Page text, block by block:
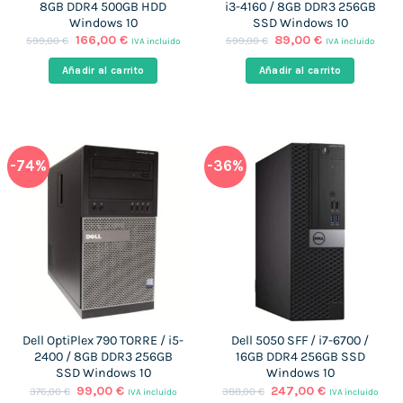
8GB DDR4 500GB HDD
Windows 10
599,00€ El
original
era:
166,00 €El
actual
es:
IVA incluido
Añadir al carrito
i3-4160 / 8GB DDR3 256GB
SSD Windows 10
599,00€ El
original
era:
89,00€El
actual
es:
IVA incluido
Añadir al carrito
-74%
Dell OptiPlex 790 TORRE / i5-
2400 / 8GB DDR3 256GB
SSD Windows 10
376,00€ El
99,00€ElIVA incluido
-36%
Dell 5050 SFF / i7-6700 /
16GB DDR4 256GB SSD
Windows 10
388,00€ El
247,00€ElIVA incluido